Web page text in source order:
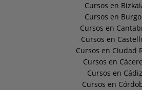
Cursos en
Cursos en
Cursos en
Cursos en
Cursos en Ciudad
Cursos en
Cursos en Cádiz
Cursos en